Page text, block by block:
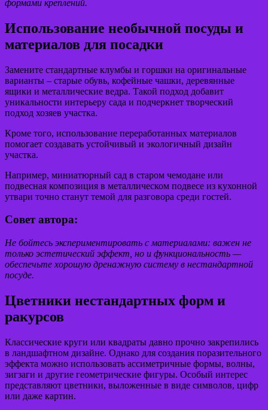
формами креплений.
Использование необычной посуды и
материалов для посадки
Замените стандартные клумбы и горшки на оригинальные
варианты – старые обувь, кофейные чашки, деревянные
ящики и металлические ведра. Такой подход добавит
уникальности интерьеру сада и подчеркнет творческий
подход хозяев участка.
Кроме того, использование переработанных материалов
помогает создавать устойчивый и экологичный дизайн
участка.
Например, миниатюрный сад в старом чемодане или
подвесная композиция в металлическом подвесе из кухонной
утвари точно станут темой для разговора среди гостей.
Совет автора:
Не бойтесь экспериментировать с материалами: важен не
только эстетический эффект, но и функциональность —
обеспечьте хорошую дренажную систему в нестандартной
посуде.
Цветники нестандартных форм и
ракурсов
Классические круги или квадраты давно прочно закрепились
в ландшафтном дизайне. Однако для создания поразительного
эффекта можно использовать ассиметричные формы, волны,
зигзаги и другие геометрические фигуры. Особый интерес
представляют цветники, выложенные в виде символов, цифр
или даже картин.